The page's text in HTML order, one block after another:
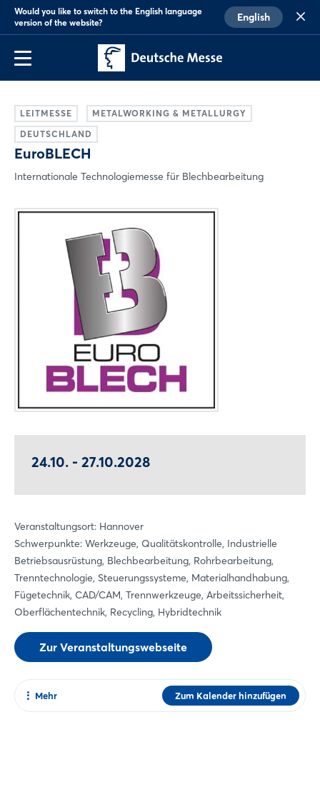
Would you like to switch to the English language
version of the website?
English
LEITMESSE
METALWORKING & METALLURGY
DEUTSCHLAND
EuroBLECH
Internationale Technologiemesse für Blechbearbeitung
24.10. - 27.10.2028
Veranstaltungsort: Hannover
Schwerpunkte: Werkzeuge, Qualitätskontrolle, Industrielle
Betriebsausrüstung, Blechbearbeitung, Rohrbearbeitung,
Trenntechnologie, Steuerungssysteme, Materialhandhabung,
Fügetechnik, CAD/CAM, Trennwerkzeuge, Arbeitssicherheit,
Oberflächentechnik, Recycling, Hybridtechnik
Zur Veranstaltungswebseite
Zum Kalender hinzufügen
Mehr